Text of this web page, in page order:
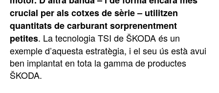
crucial per als cotxes de sèrie – utilitzen
quantitats de carburant sorprenentment
petites. La tecnologia TSI de ŠKODA és un
exemple d’aquesta estratègia, i el seu ús està avui
ben implantat en tota la gamma de productes
ŠKODA.